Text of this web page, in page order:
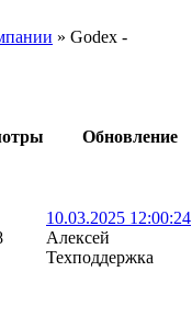
» Godex -
Обновление
10.03.2025 12:00:24
Алексей
Техподдержка